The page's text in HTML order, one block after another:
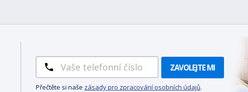
ZAVOLEJTE MI
Přečtěte si naše zásady pro zpracování osobních údajů.